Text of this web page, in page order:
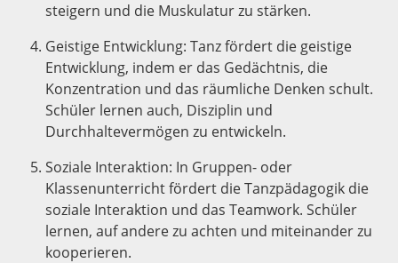
steigern und die Muskulatur zu stärken.
Geistige Entwicklung: Tanz fördert die geistige
Entwicklung, indem er das Gedächtnis, die
Konzentration und das räumliche Denken schult.
Schüler lernen auch, Disziplin und
Durchhaltevermögen zu entwickeln.
Soziale Interaktion: In Gruppen- oder
Klassenunterricht fördert die Tanzpädagogik die
soziale Interaktion und das Teamwork. Schüler
lernen, auf andere zu achten und miteinander zu
kooperieren.